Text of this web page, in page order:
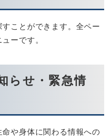
ことができます。全ペー
ーです。
らせ・緊急情
や身体に関わる情報への